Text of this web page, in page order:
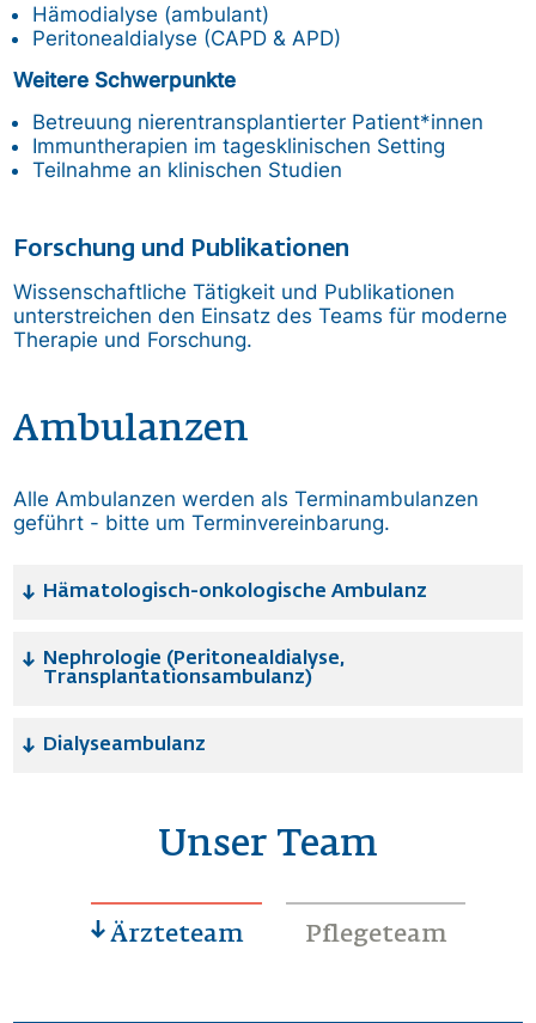
Hämodialyse (ambulant)
Peritonealdialyse (CAPD & APD)
Weitere Schwerpunkte
Betreuung nierentransplantierter Patient*innen
Immuntherapien im tagesklinischen Setting
Teilnahme an klinischen Studien
Forschung und Publikationen
Wissenschaftliche Tätigkeit und Publikationen
unterstreichen den Einsatz des Teams für moderne
Therapie und Forschung.
Ambulanzen
Alle Ambulanzen werden als Terminambulanzen
geführt - bitte um Terminvereinbarung.
Hämatologisch-onkologische Ambulanz
Nephrologie (Peritonealdialyse,
Transplantationsambulanz)
Dialyseambulanz
Unser Team
Ärzteteam Pflegeteam